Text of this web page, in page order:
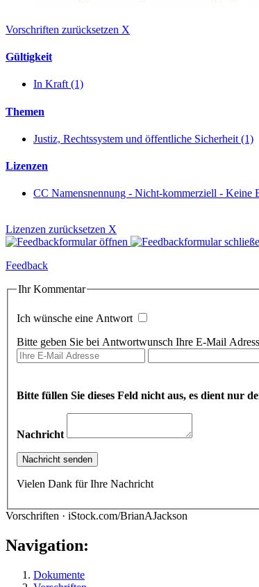
Vorschriften zurücksetzen X
Gültigkeit
In Kraft (1)
Themen
Justiz, Rechtssystem und öffentliche Sicherheit (1)
Lizenzen
CC Namensnennung - Nicht-kommerziell - Keine
Lizenzen zurücksetzen X
Feedback
Ihr Kommentar
Ich wünsche eine Antwort
Bitte geben Sie bei Antwortwunsch Ihre E-Mail
Bitte füllen Sie dieses Feld nicht aus, es dient nur
Nachricht
Vielen Dank für Ihre Nachricht
Vorschriften · iStock.com/BrianAJackson
Navigation:
Dokumente